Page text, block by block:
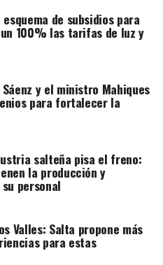
de subsidios para
100% las tarifas de luz y
y el ministro Mahiques
para fortalecer la
salteña pisa el freno:
la producción y
personal
Valles: Salta propone más
para estas